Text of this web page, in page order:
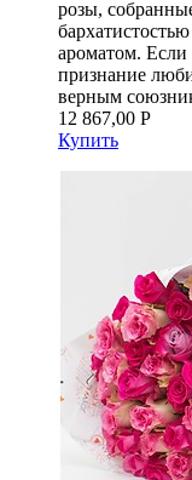
розы,
ароматом. Если
признание
верным
12 867,00 Р
Купить